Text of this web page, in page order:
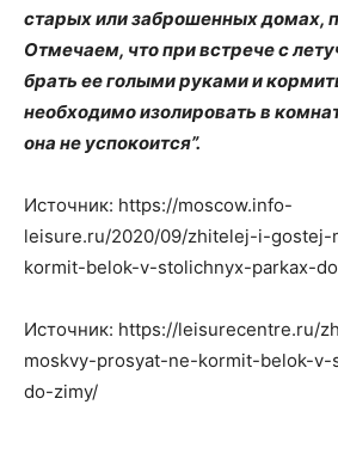
старых или заброшенных домах,
Отмечаем, что при встрече с
брать ее голыми руками и
необходимо изолировать в
она не успокоится”.
Источник: https://moscow.info-
leisure.ru/2020/09/zhitelej-i-gostej-
kormit-belok-v-stolichnyx-parkax-
Источник: https://leisurecentre.ru/
moskvy-prosyat-ne-kormit-belok-v-
do-zimy/